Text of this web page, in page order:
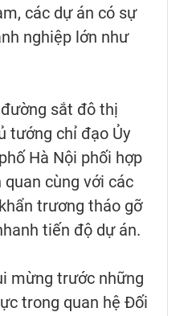
các dự án có sự
nghiệp lớn như
sắt đô thị
tướng chỉ đạo Ủy
Hà Nội phối hợp
cùng với các
trương tháo gỡ
tiến độ dự án.
mừng trước những
trong quan hệ Đối